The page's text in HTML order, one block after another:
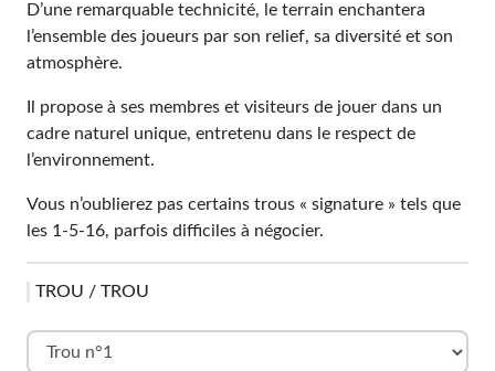
D’une remarquable technicité, le terrain enchantera
l’ensemble des joueurs par son relief, sa diversité et son
atmosphère.
Il propose à ses membres et visiteurs de jouer dans un
cadre naturel unique, entretenu dans le respect de
l’environnement.
Vous n’oublierez pas certains trous « signature » tels que
les 1-5-16, parfois difficiles à négocier.
TROU / TROU